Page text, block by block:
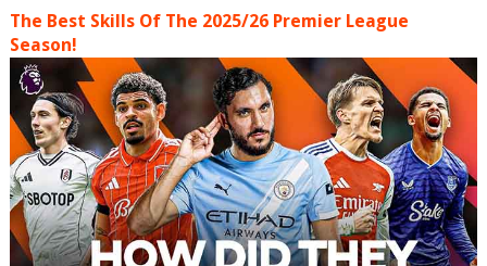
The Best Skills Of The 2025/26 Premier League
Season!